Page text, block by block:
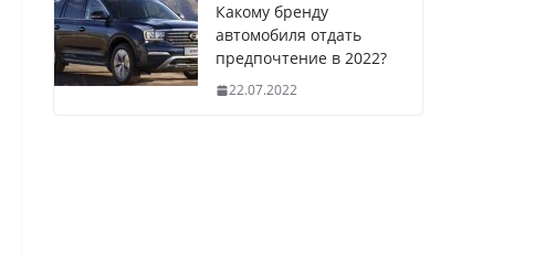
Какому бренду
автомобиля отдать
предпочтение в 2022?
22.07.2022